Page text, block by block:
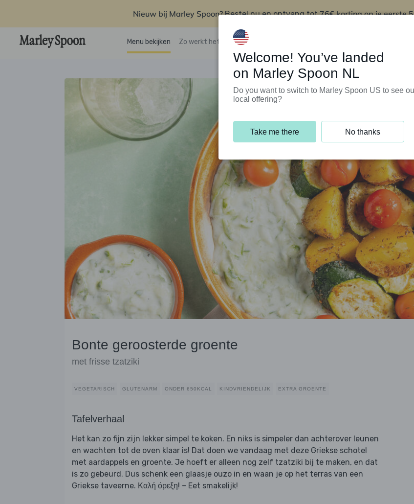
Nieuw bij Marley Spoon?Bestel nu en ontvang tot76€ korting op je eerste
Menu bekijken Zo werkt het Klantenservice
Bonte geroosterde groente
met frisse tzatziki
VEGETARISCH GLUTENARM ONDER 650KCAL KINDVRIENDELIJK EXTRA GROENTE
Tafelverhaal
Het kan zo fijn zijn lekker simpel te koken. En niks is simpeler dan achterover leunen
en wachten tot de oven klaar is! Dat doen we vandaag met deze Griekse schotel
met aardappels en groente. Je hoeft er alleen nog zelf tzatziki bij te maken, en dat
is zo gebeurd. Dus schenk een glaasje ouzo in en waan je op het terras van een
Griekse taveerne. Καλή όρεξη! – Eet smakelijk!
Welcome! You’ve landed
on Marley Spoon NL
Do you want to switch to Marley Spoon US to see
local offering?
Take me there No thanks